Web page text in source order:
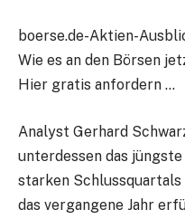
boerse.de-Aktien-
Wie es an den Börsen
Hier gratis anfordern …
Analyst Gerhard
unterdessen das
starken Schlussquartals
das vergangene Jahr